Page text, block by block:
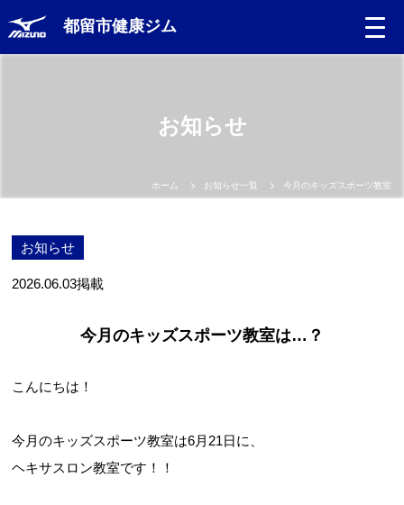
都留市健康ジム
お知らせ
ホーム お知らせ一覧 今月のキッズスポーツ教室
お知らせ
2026.06.03掲載
今月のキッズスポーツ教室は…？
こんにちは！
今月のキッズスポーツ教室は6月21日に、
ヘキサスロン教室です！！